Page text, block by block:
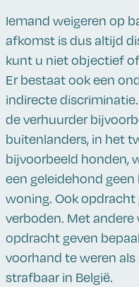
Iemand weigeren op
afkomst is dus altijd
kunt u niet objectief
Er bestaat ook een
indirecte
de verhuurder
buitenlanders, in het
bijvoorbeeld honden,
een geleidehond
woning. Ook
verboden. Met andere
opdracht geven
voorhand te weren
strafbaar in België.